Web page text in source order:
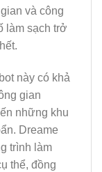
và công
làm sạch trở
này có khả
gian
những khu
Dreame
trình làm
thể, đồng